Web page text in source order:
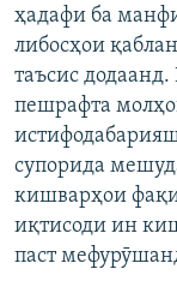
ҳадафи ба
либосҳои
таъсис
пешрафта
супорида
кишварҳои
иқтисоди ин
паст